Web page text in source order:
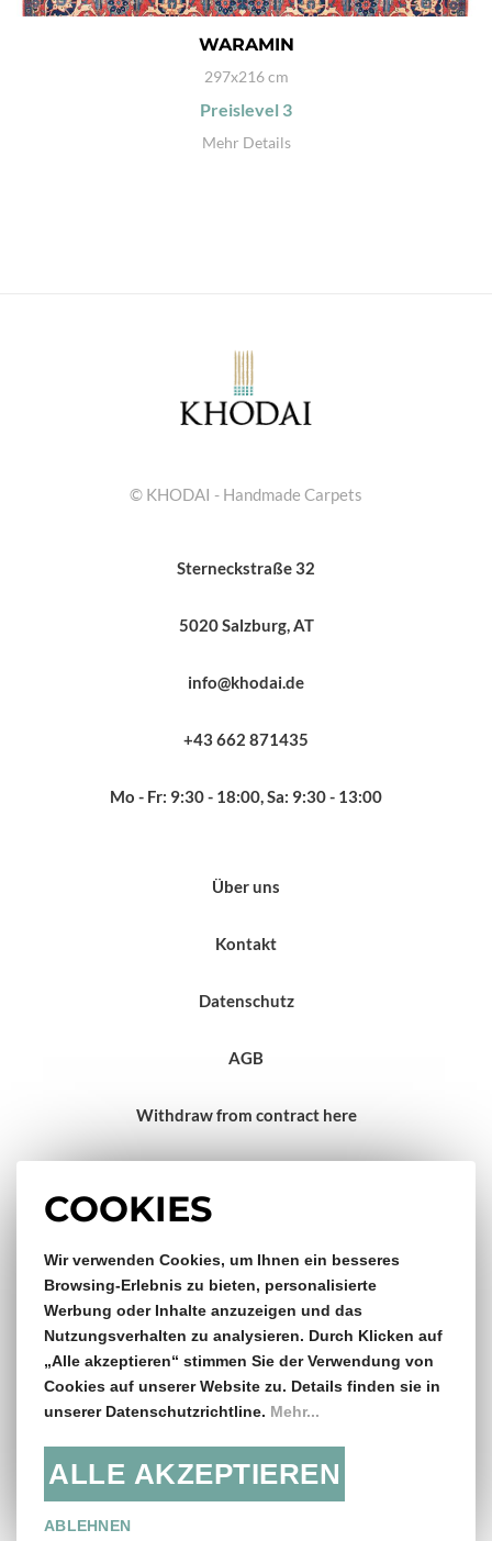
WARAMIN
297x216 cm
Preislevel 3
Mehr Details
COOKIES
Wir verwenden Cookies, um Ihnen ein besseres
Browsing-Erlebnis zu bieten, personalisierte
Werbung oder Inhalte anzuzeigen und das
Nutzungsverhalten zu analysieren. Durch Klicken auf
„Alle akzeptieren“ stimmen Sie der Verwendung von
Cookies auf unserer Website zu. Details finden sie in
unserer Datenschutzrichtline. Mehr...
ALLE AKZEPTIEREN
ABLEHNEN
© KHODAI - Handmade Carpets
Sterneckstraße 32
5020 Salzburg, AT
info@khodai.de
+43 662 871435
Mo - Fr: 9:30 - 18:00, Sa: 9:30 - 13:00
Über uns
Kontakt
Datenschutz
AGB
Withdraw from contract here
Gratis Versand & Rückversand
ab €150,- Bestellwert
14 Tage Rückgaberecht